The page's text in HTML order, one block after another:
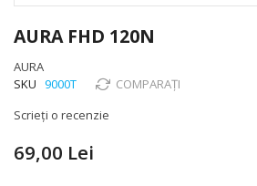
to
the
beginning
of
images
AURA FHD 120N
AURA
SKU 9000T
COMPARAȚI
Scrieți o recenzie
69,00 Lei